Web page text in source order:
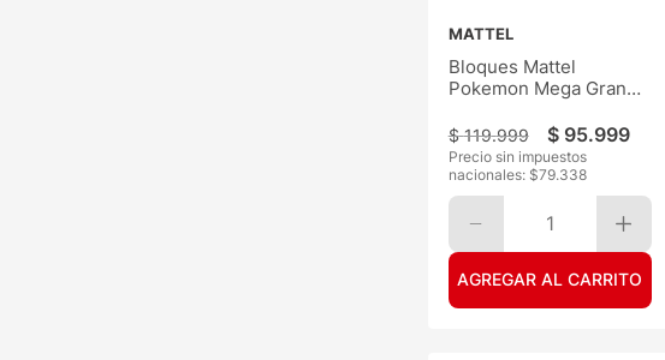
MATTEL
Bloques Mattel
Pokemon Mega Gran
$ 119.999 $ 95.999
Precio sin impuestos
nacionales: $79.338
1
AGREGAR AL CARRITO